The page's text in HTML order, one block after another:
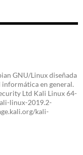
Linux
GNU/Linux diseñada
en general.
Ltd Kali Linux 64-
linux-2019.2-
kali-